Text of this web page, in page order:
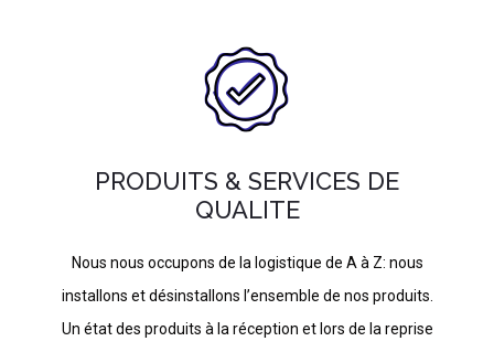
PRODUITS & SERVICES DE
QUALITE
Nous nous occupons de la logistique de A à Z: nous
installons et désinstallons l’ensemble de nos produits.
Un état des produits à la réception et lors de la reprise